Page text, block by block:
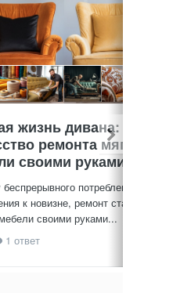
жизнь дивана:
ремонта мягкой
своими руками
потребления и
к новизне, ремонт старой
своими руками...
1 ответ